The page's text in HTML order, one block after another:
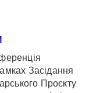
Засідання
Проєкту